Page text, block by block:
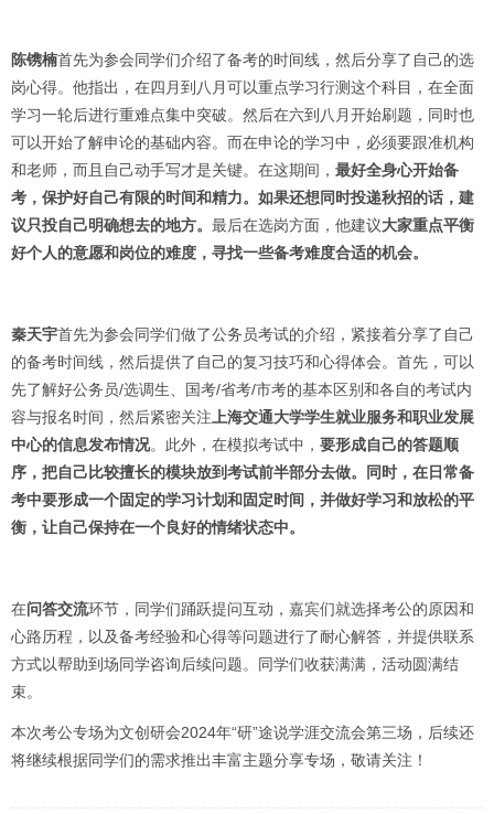
陈镌楠首先为参会同学们介绍了备考的时间线，然后分享了自己的选
岗心得。他指出，在四月到八月可以重点学习行测这个科目，在全面
学习一轮后进行重难点集中突破。然后在六到八月开始刷题，同时也
可以开始了解申论的基础内容。而在申论的学习中，必须要跟准机构
和老师，而且自己动手写才是关键。在这期间， 最好全身心开始备
考，保护好自己有限的时间和精力。如果还想同时投递秋招的话，建
议只投自己明确想去的地方。 最后在选岗方面，他建议大家重点平衡
好个人的意愿和岗位的难度，寻找一些备考难度合适的机会。
秦天宇首先为参会同学们做了公务员考试的介绍，紧接着分享了自己
的备考时间线，然后提供了自己的复习技巧和心得体会。首先，可以
先了解好公务员/选调生、国考/省考/市考的基本区别和各自的考试内
容与报名时间，然后紧密关注 上海交通大学学生就业服务和职业发展
中心的信息发布情况。此外，在模拟考试中， 要形成自己的答题顺
序，把自己比较擅长的模块放到考试前半部分去做。同时，在日常备
考中要形成一个固定的学习计划和固定时间，并做好学习和放松的平
衡，让自己保持在一个良好的情绪状态中。
在问答交流环节，同学们踊跃提问互动，嘉宾们就选择考公的原因和
心路历程，以及备考经验和心得等问题进行了耐心解答，并提供联系
方式以帮助到场同学咨询后续问题。同学们收获满满，活动圆满结
束。
本次考公专场为文创研会2024年“研”途说学涯交流会第三场，后续还
将继续根据同学们的需求推出丰富主题分享专场，敬请关注！